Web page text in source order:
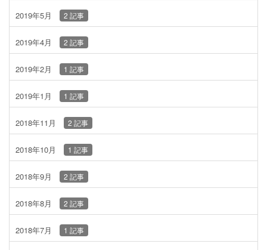
2019年5月 2 記事
2019年4月 2 記事
2019年2月 1 記事
2019年1月 1 記事
2018年11月 2 記事
2018年10月 1 記事
2018年9月 2 記事
2018年8月 2 記事
2018年7月 1 記事